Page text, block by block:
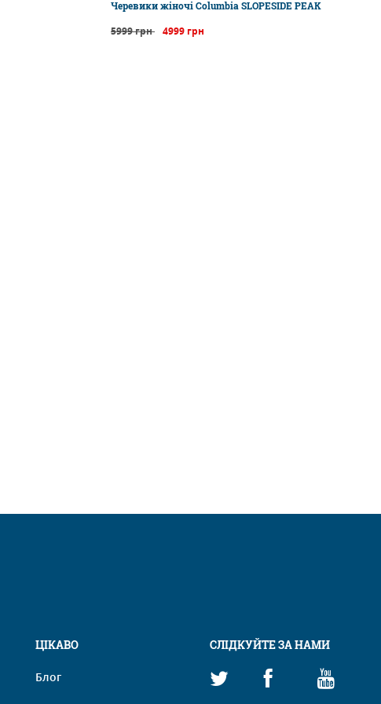
Черевики жіночі Columbia SLOPESIDE PEAK
5999 грн 4999 грн
ЦІКАВО
Блог
СЛІДКУЙТЕ ЗА НАМИ